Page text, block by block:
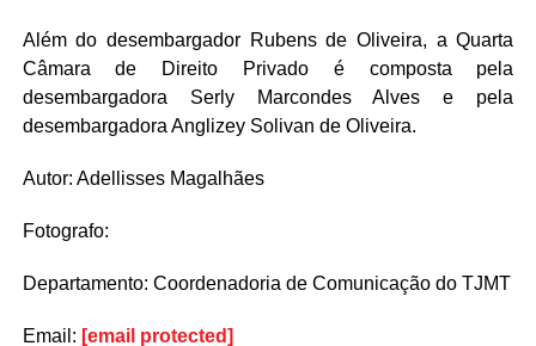
Além do desembargador Rubens de Oliveira, a Quarta
Câmara de Direito Privado é composta pela
desembargadora Serly Marcondes Alves e pela
desembargadora Anglizey Solivan de Oliveira.
Autor: Adellisses Magalhães
Fotografo:
Departamento: Coordenadoria de Comunicação do TJMT
Email: [email protected]